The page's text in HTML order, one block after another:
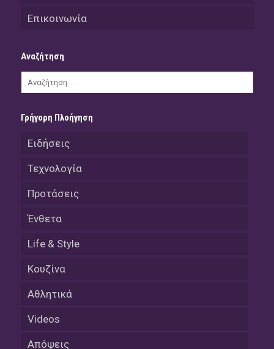
Επικοινωνία
Αναζήτηση
Γρήγορη Πλοήγηση
Ειδήσεις
Τεχνολογία
Προτάσεις
Ένθετα
Life & Style
Κουζίνα
Αθλητικά
Videos
Απόψεις